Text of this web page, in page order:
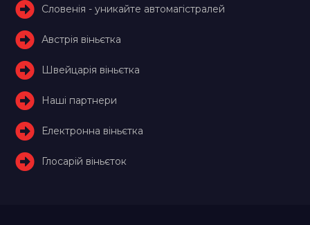
Словенія - уникайте автомагістралей
Австрія віньєтка
Швейцарія віньєтка
Наші партнери
Електронна віньєтка
Глосарій віньєток